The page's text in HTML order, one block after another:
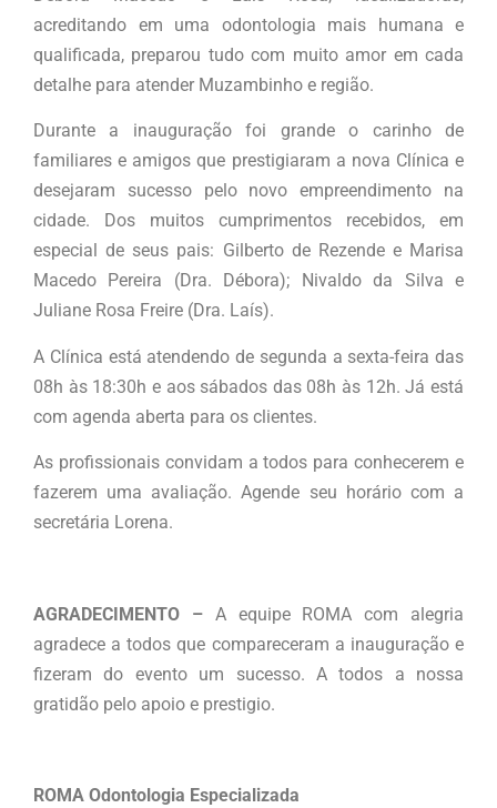
acreditando em uma odontologia mais humana e
qualificada, preparou tudo com muito amor em cada
detalhe para atender Muzambinho e região.
Durante a inauguração foi grande o carinho de
familiares e amigos que prestigiaram a nova Clínica e
desejaram sucesso pelo novo empreendimento na
cidade. Dos muitos cumprimentos recebidos, em
especial de seus pais: Gilberto de Rezende e Marisa
Macedo Pereira (Dra. Débora); Nivaldo da Silva e
Juliane Rosa Freire (Dra. Laís).
A Clínica está atendendo de segunda a sexta-feira das
08h às 18:30h e aos sábados das 08h às 12h. Já está
com agenda aberta para os clientes.
As profissionais convidam a todos para conhecerem e
fazerem uma avaliação. Agende seu horário com a
secretária Lorena.
AGRADECIMENTO –A equipe ROMA com alegria
agradece a todos que compareceram a inauguração e
fizeram do evento um sucesso. A todos a nossa
gratidão pelo apoio e prestigio.
ROMA Odontologia Especializada